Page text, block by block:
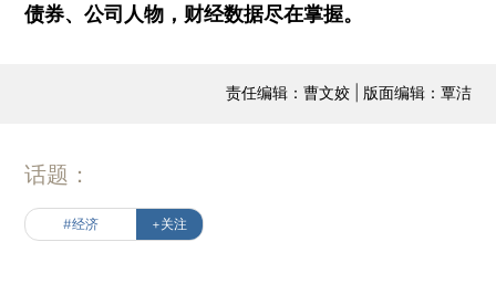
债券、公司人物，财经数据尽在掌握。
责任编辑：曹文姣 | 版面编辑：覃洁
话题：
#经济 +关注